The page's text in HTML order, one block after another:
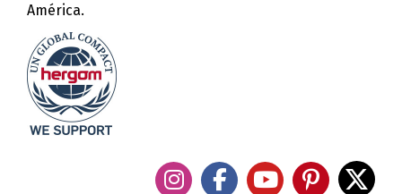
América.